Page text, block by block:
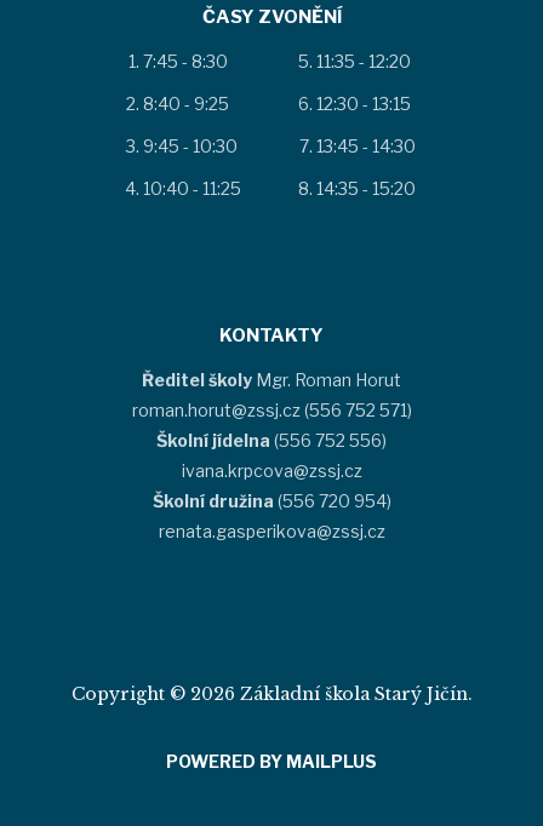
ČASY ZVONĚNÍ
7:45 - 8:30
8:40 - 9:25
9:45 - 10:30
10:40 - 11:25
11:35 - 12:20
12:30 - 13:15
13:45 - 14:30
14:35 - 15:20
KONTAKTY
Ředitel školy Mgr. Roman Horut
roman.horut@zssj.cz (556 752 571)
Školní jídelna (556 752 556)
ivana.krpcova@zssj.cz
Školní družina (556 720 954)
renata.gasperikova@zssj.cz
Copyright © 2026 Základní škola Starý Jičín.
POWERED BY MAILPLUS